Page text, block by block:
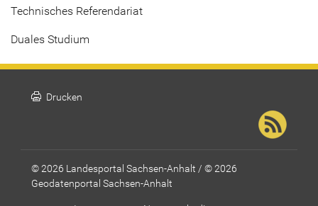
Technisches Referendariat
Duales Studium
print Drucken
© 2026 Landesportal Sachsen-Anhalt / © 2026
Geodatenportal Sachsen-Anhalt